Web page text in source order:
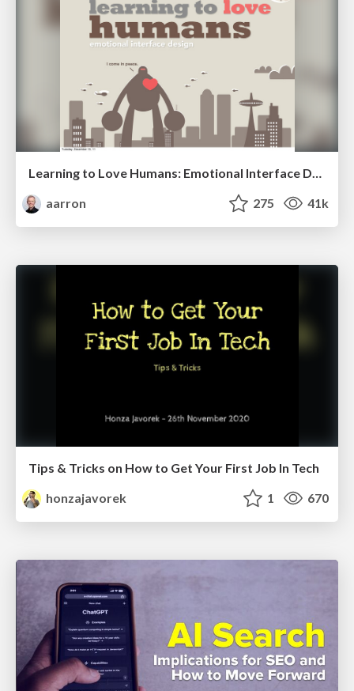
Learning to Love Humans: Emotional Interface Design
aarron
275 41k
Tips & Tricks on How to Get Your First Job In Tech
honzajavorek
1 670